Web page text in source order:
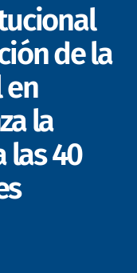
de la
la
las 40